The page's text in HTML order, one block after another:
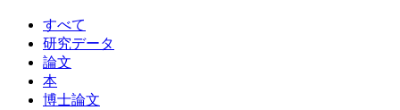
すべて
研究データ
論文
本
博士論文